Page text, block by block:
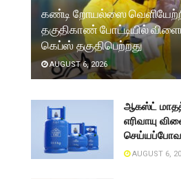
கண்டி றோயல்ஸை
தகுதிகாண் போட்டியில்
கெப்ஸ் தகுதிபெற்றது
AUGUST 6, 2026
ஆகஸ்ட்
எரிவாயு
AUGUST 6,